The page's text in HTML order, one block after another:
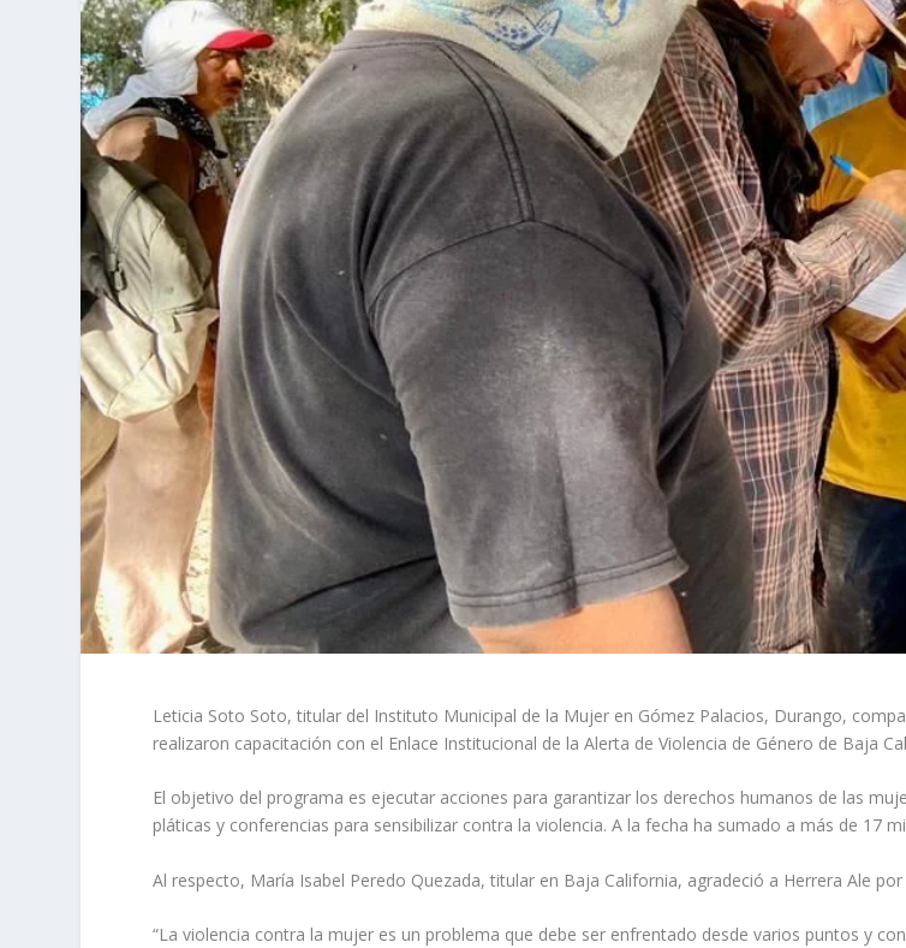
Leticia Soto Soto, titular del Instituto Municipal de la Mujer en Gómez Palacios, Durango,
realizaron capacitación con el Enlace Institucional de la Alerta de Violencia de Género de Baja
El objetivo del programa es ejecutar acciones para garantizar los derechos humanos de las
pláticas y conferencias para sensibilizar contra la violencia. A la fecha ha sumado a más de 17
Al respecto, María Isabel Peredo Quezada, titular en Baja California, agradeció a Herrera Ale
“La violencia contra la mujer es un problema que debe ser enfrentado desde varios puntos y